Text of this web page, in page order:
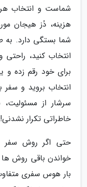
شماست و انتخاب هر
هزینه، دُز هیجان
شما بستگی دارد. به
انتخاب کنید،
برای خود رقم زده
انتخاب بروید و
سرشار از
خاطراتی تکرار نشدنی!
حتی اگر روش سفر
خواندن باقی روش
بار هوس سفری